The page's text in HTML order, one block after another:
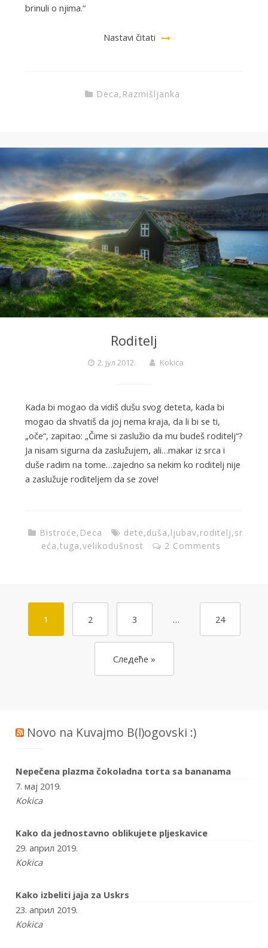
brinuli o njima.“
Nastavi čitati
Deca, Razmišljanka
Roditelj
2. јул 2012. Kokica
Kada bi mogao da vidiš dušu svog deteta, kada bi
mogao da shvatiš da joj nema kraja, da li bi se ti,
„oče“, zapitao: „Čime si zaslužio da mu budeš roditelj“?
Ja nisam sigurna da zaslužujem, ali…makar iz srca i
duše radim na tome…zajedno sa nekim ko roditelj nije
a zaslužuje roditeljem da se zove!
Bistroće, Deca dete,duša,ljubav,roditelj,sr
eća,tuga,velikodušnost 2 Comments
1 2 3 … 24
Следеће »
Novo na Kuvajmo B(l)ogovski :)
Nepečena plazma čokoladna torta sa bananama
7. мај 2019.
Kokica
Kako da jednostavno oblikujete pljeskavice
29. април 2019.
Kokica
Kako izbeliti jaja za Uskrs
23. април 2019.
Kokica